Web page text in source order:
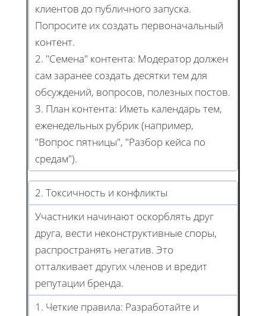
клиентов до публичного запуска.
Попросите их создать первоначальный
контент.
2. "Семена" контента: Модератор должен
сам заранее создать десятки тем для
обсуждений, вопросов, полезных постов.
3. План контента: Иметь календарь тем,
еженедельных рубрик (например,
"Вопрос пятницы", "Разбор кейса по
средам").
2. Токсичность и конфликты
Участники начинают оскорблять друг
друга, вести неконструктивные споры,
распространять негатив. Это
отталкивает других членов и вредит
репутации бренда.
1. Четкие правила: Разработайте и